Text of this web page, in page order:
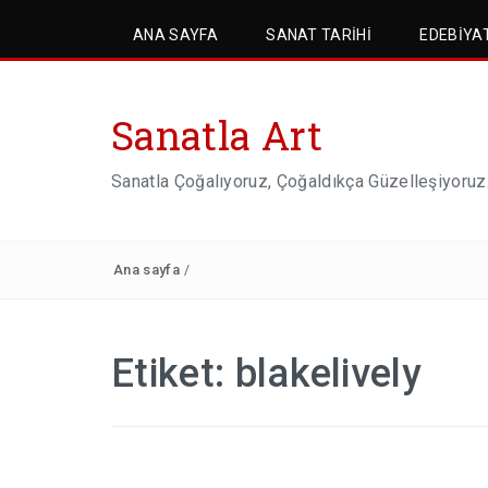
ANA SAYFA SANAT TARIHI
Sanatla Art
Sanatla Çoğalıyoruz, Çoğaldıkça Güzelleşiyoruz.
Ana sayfa /
Etiket: blakelively